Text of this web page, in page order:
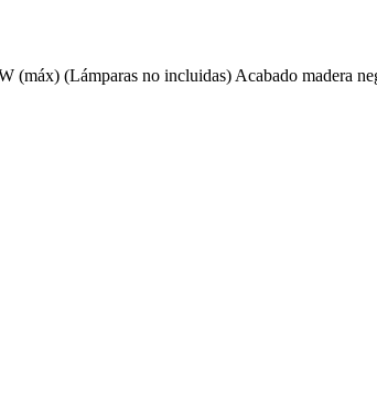
(máx) (Lámparas no incluidas) Acabado madera